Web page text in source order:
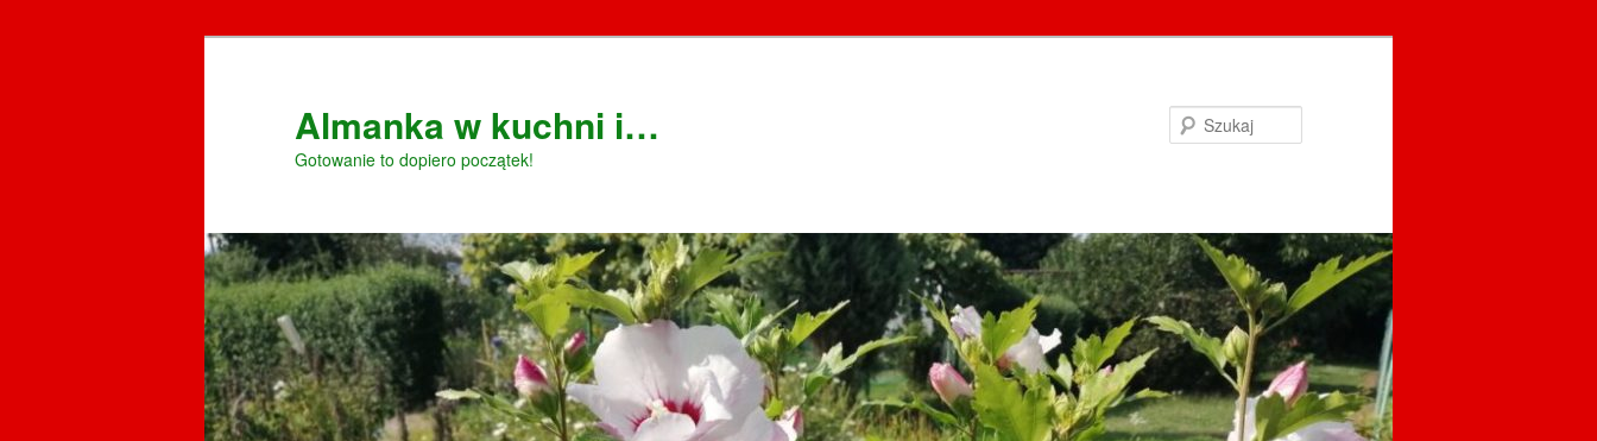
Almanka w kuchni i…
Gotowanie to dopiero początek!